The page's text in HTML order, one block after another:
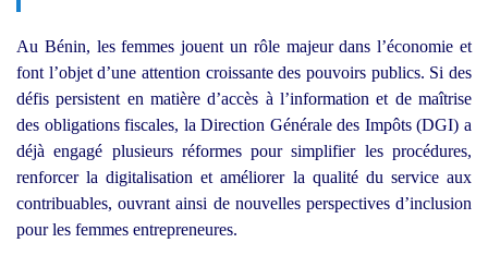
Au Bénin, les femmes jouent un rôle majeur dans l’économie et
font l’objet d’une attention croissante des pouvoirs publics. Si des
défis persistent en matière d’accès à l’information et de maîtrise
des obligations fiscales, la Direction Générale des Impôts (DGI) a
déjà engagé plusieurs réformes pour simplifier les procédures,
renforcer la digitalisation et améliorer la qualité du service aux
contribuables, ouvrant ainsi de nouvelles perspectives d’inclusion
pour les femmes entrepreneures.